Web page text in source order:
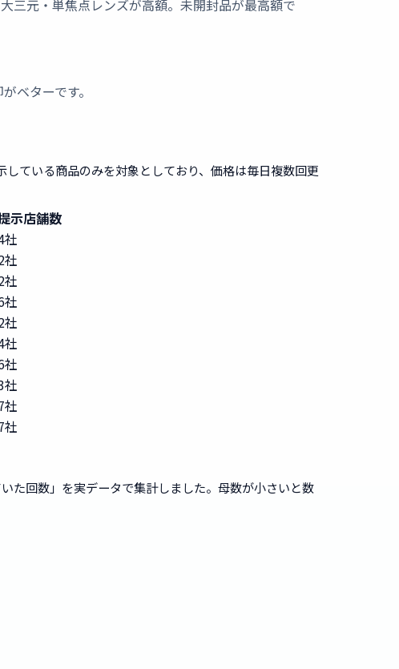
三元・単焦点レンズが高額。未開封品が最高額で
ベターです。
ている商品のみを対象としており、価格は毎日複数回更
示店舗数
社
社
社
社
社
社
社
社
社
社
た回数」を実データで集計しました。母数が小さいと数